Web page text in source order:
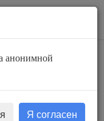
анонимной
Я согласен